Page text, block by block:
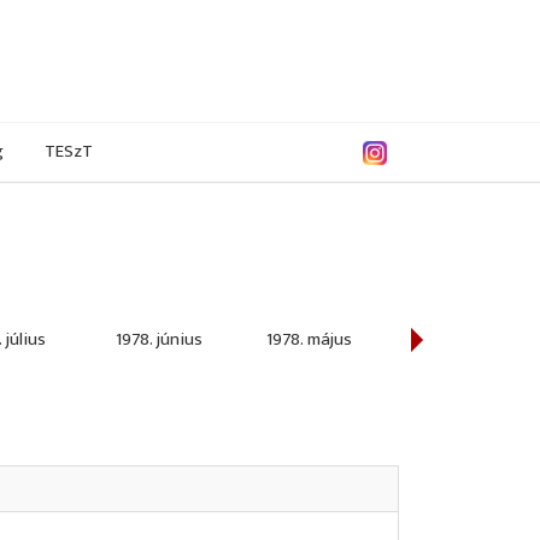
TESzT
július 1978. június 1978. május 1978. április